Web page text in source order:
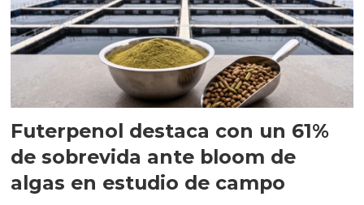
Futerpenol destaca con un 61%
de sobrevida ante bloom de
algas en estudio de campo